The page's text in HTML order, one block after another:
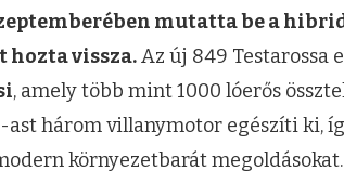
mutatta be a
hozta vissza.Az új 849 Testarossa
, amely több mint 1000 lóerős
ast három villanymotor egészíti ki,
környezetbarát megoldásokat.